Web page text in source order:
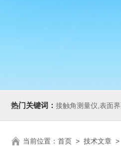
热门关键词： 接触角测量仪,表面界面张
当前位置： 首页 > 技术文章 >